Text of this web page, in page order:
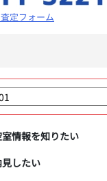
定フォーム
情報を知りたい
したい